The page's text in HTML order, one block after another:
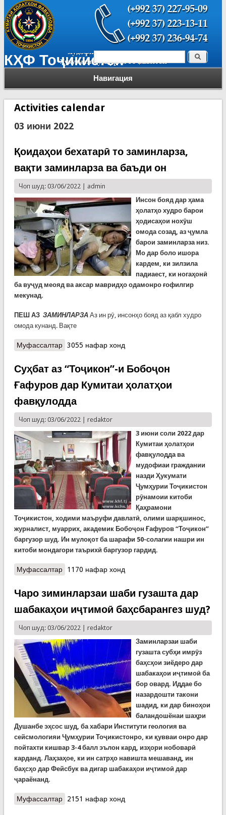
КҲФ Тоҷикистон
Навигация
Форма поиска Поиск
Activities calendar
03 июни 2022
Қоидаҳои бехатарӣ то заминларза,
вақти заминларза ва баъди он
Чоп шуд: 03/06/2022 | admin
Инсон бояд дар ҳама
ҳолатҳо худро барои
ҳодисаҳои нохӯш
омода созад, аз ҷумла
барои заминларза низ.
Мо дар боло ишора
кардем, ки зилзила
падиаест, ки ногаҳонӣ
ба вуҷуд меояд ва аксар мавридҳо одамонро ғофилгир
мекунад.
ПЕШ АЗ ЗАМИНЛАРЗААз ин рӯ, инсонҳо бояд аз қабл худро
омода кунанд. Вақте
Муфассалтаро Қоидаҳои бехатарӣ то заминларза, вақти
3055 нафар хонд
Суҳбат аз “Тоҷикон”-и Бобоҷон
Ғафуров дар Кумитаи ҳолатҳои
фавқулодда
Чоп шуд: 03/06/2022 | redaktor
3 июни соли 2022 дар
Кумитаи ҳолатҳои
фавқулодда ва
мудофиаи граждании
назди Ҳукумати
Ҷумҳурии Тоҷикистон
рӯнамоии китоби
Қаҳрамони
Тоҷикистон, ходими маъруфи давлатӣ, олими шарқшинос,
журналист, муаррих, академик Бобоҷон Ғафуров “Тоҷикон”
баргузор шуд. Ин мулоқот ба шарафи 50-солагии нашри ин
китоби мондагори таърихӣ баргузор гардид.
Муфассалтаро Суҳбат аз “Тоҷикон”-и Бобоҷон Ғафуров дар
1170 нафар хонд
Чаро зиминларзаи шаби гузашта дар
шабакаҳои иҷтимоӣ баҳсбарангез шуд?
Чоп шуд: 03/06/2022 | redaktor
Заминларзаи шаби
гузашта субҳи имрӯз
баҳсҳои зиёдеро дар
шабакаҳои иҷтимоӣ ба
бор овард. Иддае бо
назардошти такони
шадид, ки дар биноҳои
баландошёнаи шаҳри
Душанбе эҳсос шуд, ба хабари Институти геология ва
сейсмологияи Ҷумҳурии Тоҷикистонро, ки қувваи онро дар
пойтахти кишвар 3-4 балл эълон кард, изҳори нобоварӣ
карданд. Лаҳзаҳое, ки ин сатрҳо навишта мешаванд, ин
баҳсҳо дар Фейсбук ва дигар шабакаҳои иҷтимоӣ дар
ҷараёнанд.
Муфассалтаро Чаро зиминларзаи шаби гузашта дар
2151 нафар хонд